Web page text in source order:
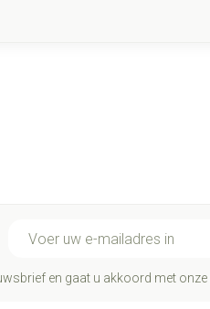
en gaat u akkoord met onze